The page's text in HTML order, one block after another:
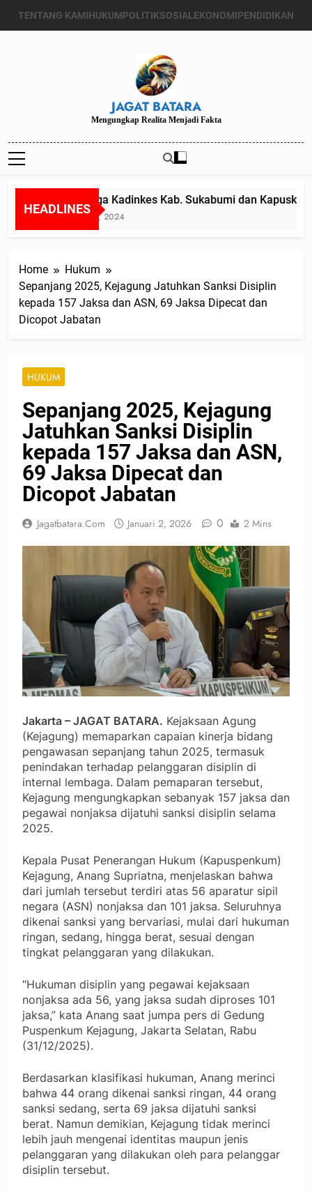
TENTANG KAMIHUKUMPOLITIKSOSIALEKONOMIPENDIDIKAN
JAGAT BATARA
Mengungkap Realita Menjadi Fakta
HEADLINES
Diduga Kadinkes Kab. Sukabumi dan
Juli 24, 2024
Home
Hukum
Sepanjang 2025, Kejagung Jatuhkan Sanksi Disiplin
kepada 157 Jaksa dan ASN, 69 Jaksa Dipecat dan
Dicopot Jabatan
HUKUM
Sepanjang 2025, Kejagung
Jatuhkan Sanksi Disiplin
kepada 157 Jaksa dan ASN,
69 Jaksa Dipecat dan
Dicopot Jabatan
Jagatbatara.com Januari 2, 2026 0 2 Mins
Jakarta – JAGAT BATARA. Kejaksaan Agung
(Kejagung) memaparkan capaian kinerja bidang
pengawasan sepanjang tahun 2025, termasuk
penindakan terhadap pelanggaran disiplin di
internal lembaga. Dalam pemaparan tersebut,
Kejagung mengungkapkan sebanyak 157 jaksa dan
pegawai nonjaksa dijatuhi sanksi disiplin selama
2025.
Kepala Pusat Penerangan Hukum (Kapuspenkum)
Kejagung, Anang Supriatna, menjelaskan bahwa
dari jumlah tersebut terdiri atas 56 aparatur sipil
negara (ASN) nonjaksa dan 101 jaksa. Seluruhnya
dikenai sanksi yang bervariasi, mulai dari hukuman
ringan, sedang, hingga berat, sesuai dengan
tingkat pelanggaran yang dilakukan.
“Hukuman disiplin yang pegawai kejaksaan
nonjaksa ada 56, yang jaksa sudah diproses 101
jaksa,” kata Anang saat jumpa pers di Gedung
Puspenkum Kejagung, Jakarta Selatan, Rabu
(31/12/2025).
Berdasarkan klasifikasi hukuman, Anang merinci
bahwa 44 orang dikenai sanksi ringan, 44 orang
sanksi sedang, serta 69 jaksa dijatuhi sanksi
berat. Namun demikian, Kejagung tidak merinci
lebih jauh mengenai identitas maupun jenis
pelanggaran yang dilakukan oleh para pelanggar
disiplin tersebut.